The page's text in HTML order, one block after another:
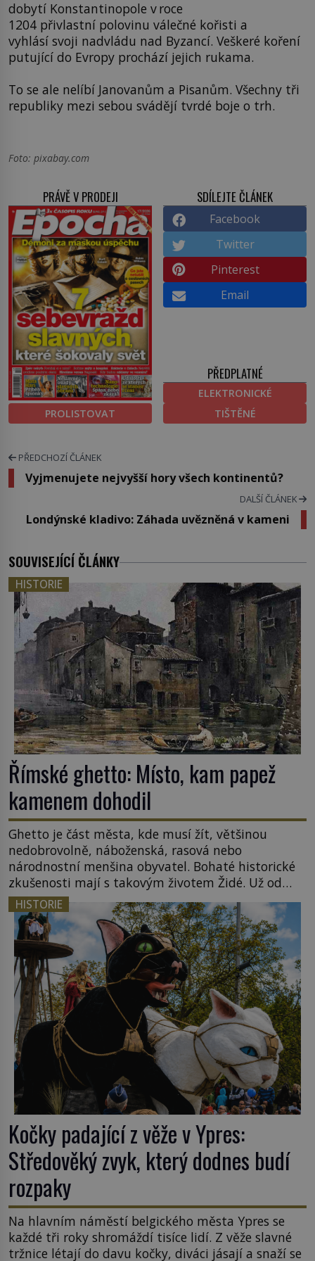
dobytí Konstantinopole v roce
1204 přivlastní polovinu válečné kořisti a
vyhlásí svoji nadvládu nad Byzancí. Veškeré koření
putující do Evropy prochází jejich rukama.
To se ale nelíbí Janovanům a Pisanům. Všechny tři
republiky mezi sebou svádějí tvrdé boje o trh.
Foto: pixabay.com
PRÁVĚ V PRODEJI
PROLISTOVAT
SDÍLEJTE ČLÁNEK
Facebook
Twitter
Pinterest
Email
PŘEDPLATNÉ
ELEKTRONICKÉ
TIŠTĚNÉ
PŘEDCHOZÍ ČLÁNEK
Vyjmenujete nejvyšší hory všech kontinentů?
DALŠÍ ČLÁNEK
Londýnské kladivo: Záhada uvězněná v kameni
SOUVISEJÍCÍ ČLÁNKY
HISTORIE
Římské ghetto: Místo, kam papež
kamenem dohodil
Ghetto je část města, kde musí žít, většinou
nedobrovolně, náboženská, rasová nebo
národnostní menšina obyvatel. Bohaté historické
zkušenosti mají s takovým životem Židé. Už od
středověku jsou totiž v každou chvíli nuceni v
nějakém žít. Mezi ty nejslavnější patří i římské
ghetto založené v roce 1555. Pokud jde o vztah
k Židům, nemá se Řím čím chlubit. […]
HISTORIE
Kočky padající z věže v Ypres:
Středověký zvyk, který dodnes budí
rozpaky
Na hlavním náměstí belgického města Ypres se
každé tři roky shromáždí tisíce lidí. Z věže slavné
tržnice létají do davu kočky, diváci jásají a snaží se